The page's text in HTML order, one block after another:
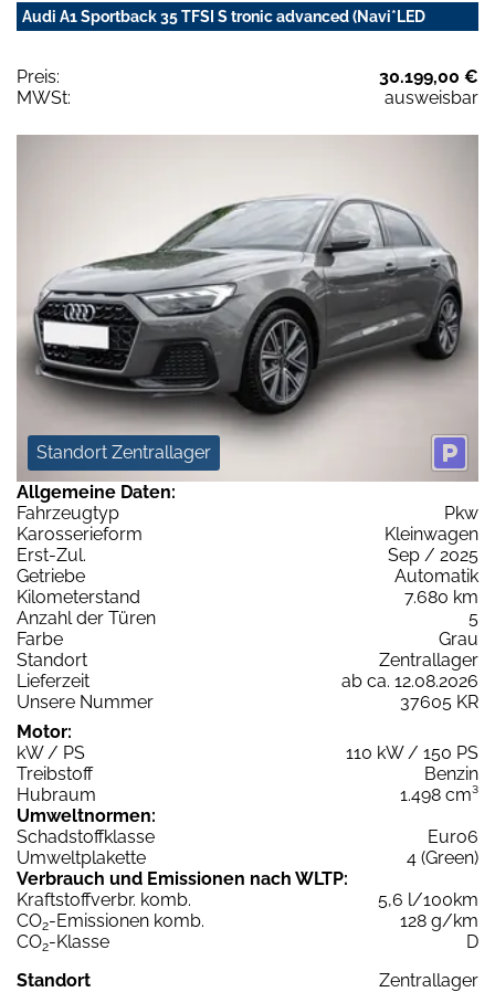
Audi A1 Sportback 35 TFSI S tronic advanced (Navi*LED
Preis:
30.199,00 €
MWSt:
ausweisbar
Standort Zentrallager
Allgemeine Daten:
Fahrzeugtyp
Pkw
Karosserieform
Kleinwagen
Erst-Zul.
Sep / 2025
Getriebe
Automatik
Kilometerstand
7.680 km
Anzahl der Türen
5
Farbe
Grau
Standort
Zentrallager
Lieferzeit
ab ca. 12.08.2026
Unsere Nummer
37605 KR
Motor:
kW / PS
110 kW / 150 PS
Treibstoff
Benzin
Hubraum
1.498 cm³
Umweltnormen:
Schadstoffklasse
Euro6
Umweltplakette
4 (Green)
Verbrauch und Emissionen nach WLTP:
Kraftstoffverbr. komb.
5,6 l/100km
CO2-Emissionen komb.
128 g/km
CO2-Klasse
D
Standort
Zentrallager